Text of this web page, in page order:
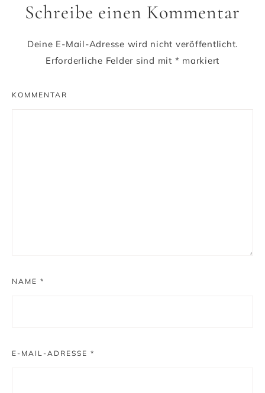
Schreibe einen Kommentar
Deine E-Mail-Adresse wird nicht veröffentlicht.
Erforderliche Felder sind mit * markiert
KOMMENTAR
NAME *
E-MAIL-ADRESSE *